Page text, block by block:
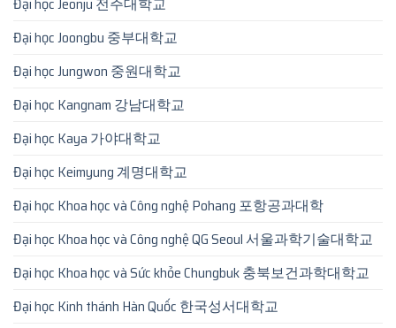
Đại học Joongbu 중부대학교
Đại học Jungwon 중원대학교
Đại học Kangnam 강남대학교
Đại học Kaya 가야대학교
Đại học Keimyung 계명대학교
Đại học Khoa học và Công nghệ Pohang 포항공과대학
Đại học Khoa học và Công nghệ QG Seoul 서울과학기술대학교
Đại học Khoa học và Sức khỏe Chungbuk 충북보건과학대학교
Đại học Kinh thánh Hàn Quốc 한국성서대학교